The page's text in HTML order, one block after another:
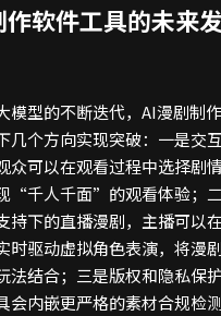
软件工具的未来
模型的不断迭代，AI漫剧制
几个方向实现突破：一是交
众可以在观看过程中选择剧
“千人千面”的观看体验；
持下的直播漫剧，主播可以
时驱动虚拟角色表演，将漫
法结合；三是版权和隐私保
会内嵌更严格的素材合规检